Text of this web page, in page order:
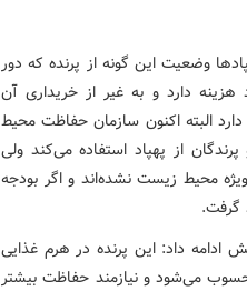
وضعیت این گونه از پرنده که دور
دارد و به غیر از خریداری آن
البته اکنون سازمان حفاظت محیط
از پهپاد استفاده می‌کند ولی
محیط زیست نشده‌اند و اگر بودجه
گرفت.
داد: این پرنده در هرم غذایی
می‌شود و نیازمند حفاظت بیشتر